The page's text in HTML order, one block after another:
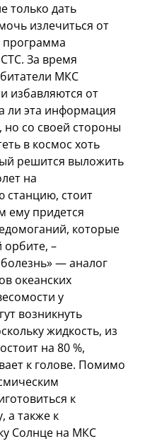
только дать
излечиться от
программа
За время
МКС
избавляются от
ли эта информация
со своей стороны
в космос хоть
решится выложить
на
станцию, стоит
ему придется
которые
орбите, –
— аналог
океанских
у
возникнуть
жидкость, из
на 80 %,
к голове. Помимо
к
а также к
Солнце на МКС